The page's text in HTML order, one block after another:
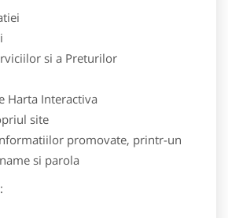
si a Preturilor
Harta Interactiva
site
promovate, printr-un
si parola